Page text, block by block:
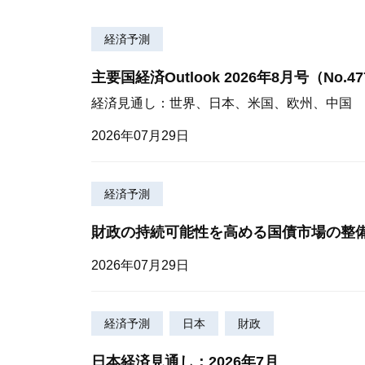
経済予測
主要国経済Outlook 2026年8月号（
経済見通し：世界、日本、米国、欧州、中国
2026年07月29日
経済予測
財政の持続可能性を高める国債市場の整
2026年07月29日
経済予測 日本 財政